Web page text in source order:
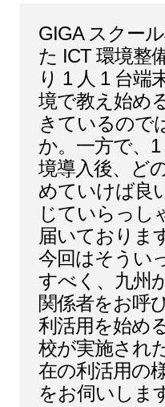
GIGA スクー
た ICT 環境整
り 1 人 1 台端
境で教え始め
きているので
か。一方で、
境導入後、ど
めていけば良
じていらっし
届いておりま
今回はそうい
すべく、九州
関係者をお呼
利活用を始め
校が実施され
在の利活用の
をお伺いしま